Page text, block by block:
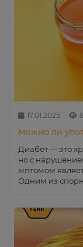
17.01.2025
Можно ли
Диабет — это
но с
мптомом
Одним из